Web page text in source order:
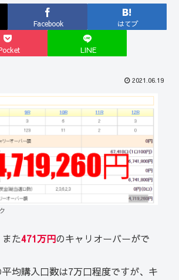
Facebook はてブ
LINE
2021.06.19
た471万円のキャリオーバーがで
均購入口数は7万口程度ですが、キ